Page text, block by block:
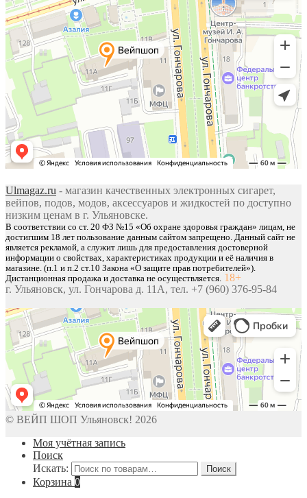
Ulmagaz.ru - магазин качественных электронных сигарет,
вейпов, подов, модов, аксессуаров и жидкостей по доступно
низким ценам в г. Ульяновске.
В соответствии со ст. 20 ФЗ №15 «Об охране здоровья граждан» лицам, не
достигшим 18 лет пользование данным сайтом запрещено. Данный сайт не
является рекламой, а служит лишь для предоставления достоверной
информации о свойствах, характеристиках продукции и её наличия в
магазине. (п.1 и п.2 ст.10 Закона «О защите прав потребителей»).
Дистанционная продажа и доставка не осуществляется. 18+
г. Ульяновск, ул. Гончарова д. 11А, тел. +7 (960) 376-95-84
© ВЕЙП ШОП Ульяновск! 2026
Моя учётная запись
Поиск
Искать:
Поиск
Корзина 0